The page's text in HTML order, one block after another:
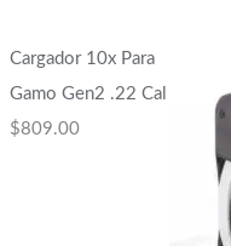
Cargador 10x Para
Gamo Gen2 .22 Cal
$809.00